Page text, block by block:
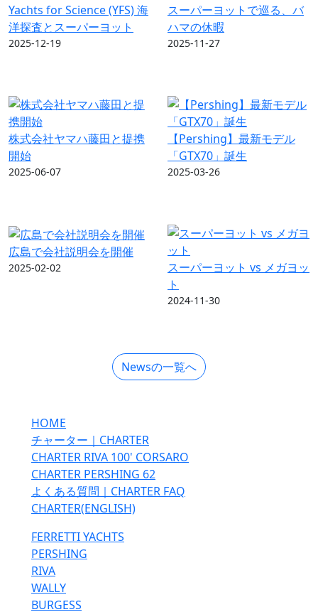
Yachts for Science (YFS) 海
洋探査とスーパーヨット
2025-12-19
スーパーヨットで巡る、バ
ハマの休暇
2025-11-27
株式会社ヤマハ藤田と提携
開始
2025-06-07
【Pershing】最新モデル
「GTX70」誕生
2025-03-26
広島で会社説明会を開催
2025-02-02
スーパーヨット vs メガヨッ
ト
2024-11-30
Newsの一覧へ
HOME
チャーター｜CHARTER
CHARTER RIVA 100' CORSARO
CHARTER PERSHING 62
よくある質問｜CHARTER FAQ
CHARTER(ENGLISH)
FERRETTI YACHTS
PERSHING
RIVA
WALLY
BURGESS